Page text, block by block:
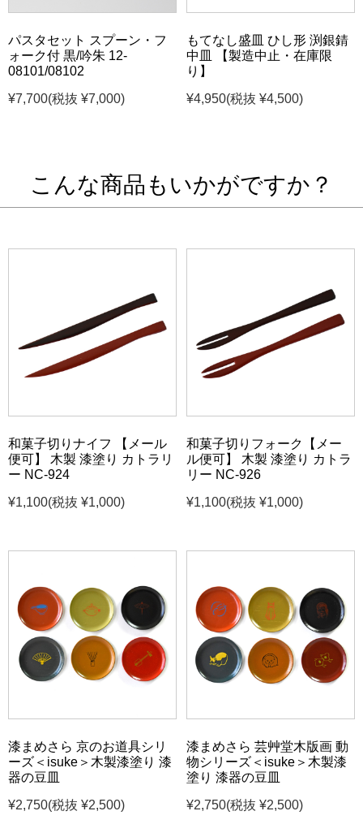
パスタセット スプーン・フ
ォーク付 黒/吟朱 12-
08101/08102
¥7,700(税抜 ¥7,000)
もてなし盛皿 ひし形 渕銀錆
中皿 【製造中止・在庫限
り】
¥4,950(税抜 ¥4,500)
こんな商品もいかがですか？
和菓子切りナイフ 【メール
便可】 木製 漆塗り カトラリ
ー NC-924
¥1,100(税抜 ¥1,000)
和菓子切りフォーク【メー
ル便可】 木製 漆塗り カトラ
リー NC-926
¥1,100(税抜 ¥1,000)
漆まめさら 京のお道具シリ
ーズ＜isuke＞木製漆塗り 漆
器の豆皿
¥2,750(税抜 ¥2,500)
漆まめさら 芸艸堂木版画 動
物シリーズ＜isuke＞木製漆
塗り 漆器の豆皿
¥2,750(税抜 ¥2,500)